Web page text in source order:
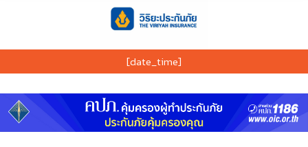
[date_time]